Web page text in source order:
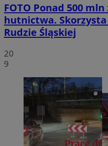
FOTO Ponad 500
hutnictwa.
Rudzie Śląskiej
20
9